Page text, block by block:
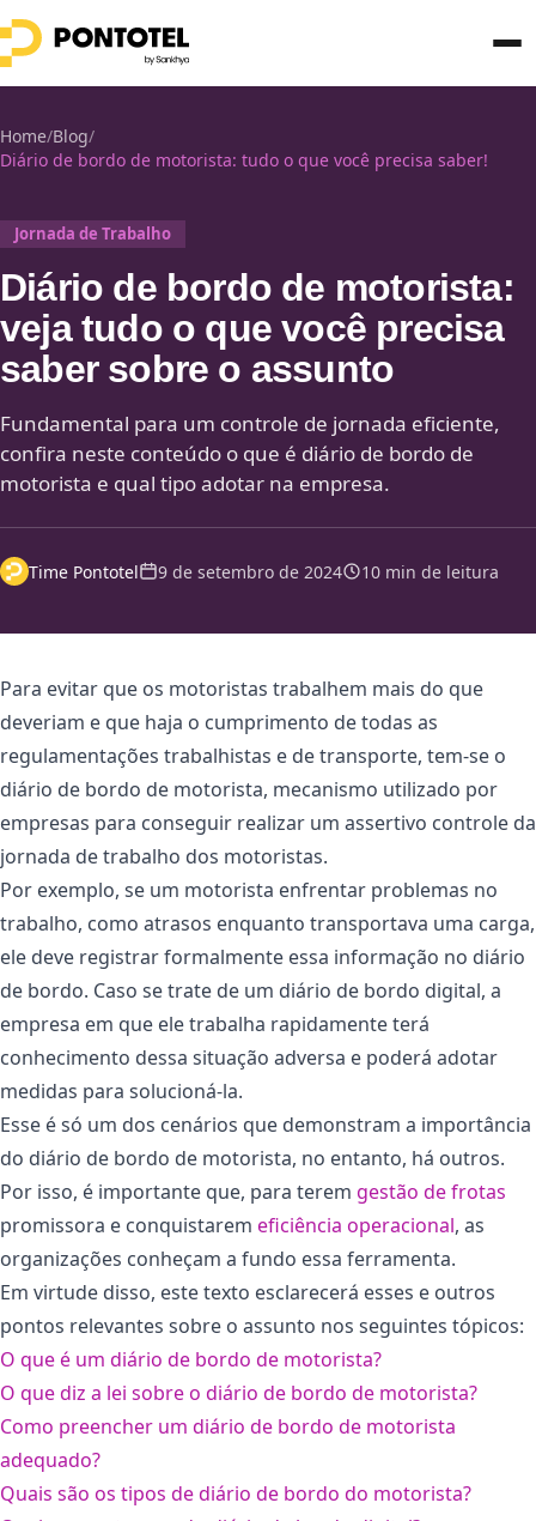
Home/Blog/
Diário de bordo de motorista: tudo o que você precisa saber!
Jornada de Trabalho
Diário de bordo de motorista:
veja tudo o que você precisa
saber sobre o assunto
Fundamental para um controle de jornada eficiente,
confira neste conteúdo o que é diário de bordo de
motorista e qual tipo adotar na empresa.
Time Pontotel 9 de setembro de 2024 10 min de leitura
Para evitar que os motoristas trabalhem mais do que
deveriam e que haja o cumprimento de todas as
regulamentações trabalhistas e de transporte, tem-se o
diário de bordo de motorista, mecanismo utilizado por
empresas para conseguir realizar um assertivo controle da
jornada de trabalho dos motoristas.
Por exemplo, se um motorista enfrentar problemas no
trabalho, como atrasos enquanto transportava uma carga,
ele deve registrar formalmente essa informação no diário
de bordo. Caso se trate de um diário de bordo digital, a
empresa em que ele trabalha rapidamente terá
conhecimento dessa situação adversa e poderá adotar
medidas para solucioná-la.
Esse é só um dos cenários que demonstram a importância
do diário de bordo de motorista, no entanto, há outros.
Por isso, é importante que, para terem gestão de frotas
promissora e conquistarem eficiência operacional, as
organizações conheçam a fundo essa ferramenta.
Em virtude disso, este texto esclarecerá esses e outros
pontos relevantes sobre o assunto nos seguintes tópicos:
O que é um diário de bordo de motorista?
O que diz a lei sobre o diário de bordo de motorista?
Como preencher um diário de bordo de motorista
adequado?
Quais são os tipos de diário de bordo do motorista?